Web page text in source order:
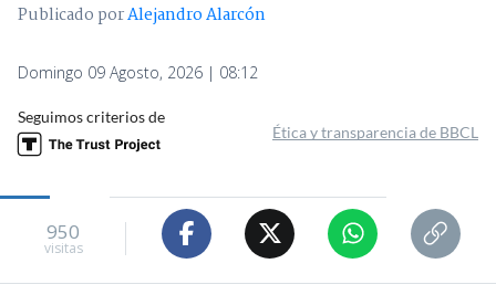
Publicado porAlejandro Alarcón
Domingo 09 Agosto, 2026 | 08:12
Seguimos criterios de
Ética y transparencia de BBCL
950
visitas